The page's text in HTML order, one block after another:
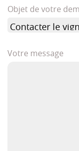
Objet de votre
Votre message